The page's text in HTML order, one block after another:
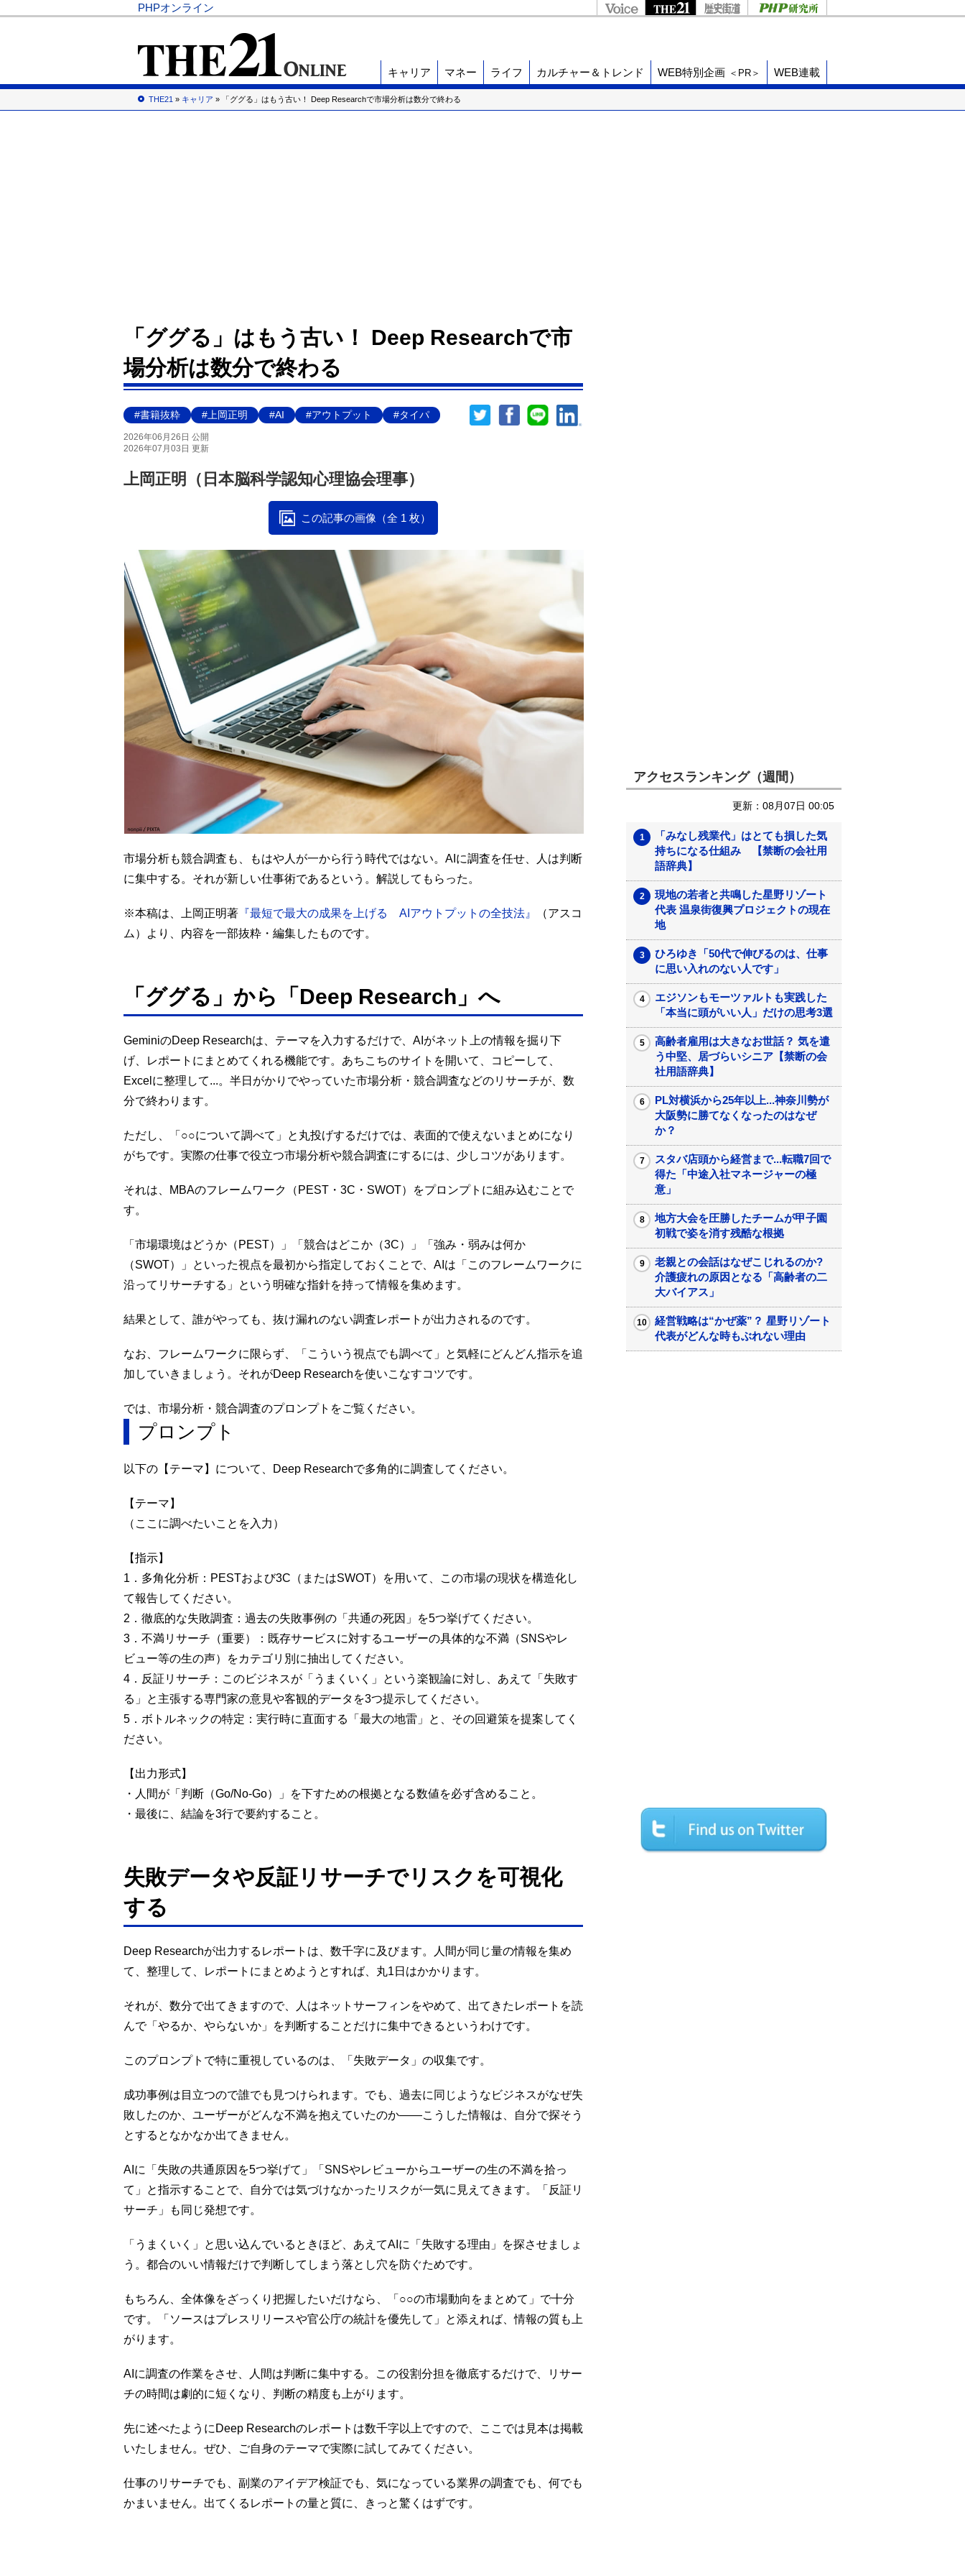
PHPオンライン
キャリア マネー ライフ カルチャー＆トレンド WEB特別企画 ＜PR＞ WEB連載
THE21 » キャリア » 「ググる」はもう古い！ Deep Researchで市場分析は数分で終わる
「ググる」はもう古い！ Deep Researchで市
場分析は数分で終わる
#書籍抜粋 #上岡正明 #AI #アウトプット #タイパ
2026年06月26日 公開
2026年07月03日 更新
上岡正明（日本脳科学認知心理協会理事）
この記事の画像（全 1 枚）
市場分析も競合調査も、もはや人が一から行う時代ではない。 AIに調査を任せ、人は判断
に集中する。 それが新しい仕事術であるという。解説してもらった。
※本稿は、上岡正明著 『最短で最大の成果を上げる AIアウトプットの全技法』
（アスコ
ム）より、内容を一部抜粋・編集したものです。
「ググる」から「Deep Research」へ
GeminiのDeep Researchは、テーマを入力するだけで、AIがネット上の情報を掘り下
げ、レポートにまとめてくれる機能です。あちこちのサイトを開いて、コピーして、
Excelに整理して...。半日がかりでやっていた市場分析・競合調査などのリサーチが、数
分で終わります。
ただし、「○○について調べて」と丸投げするだけでは、表面的で使えないまとめになり
がちです。実際の仕事で役立つ市場分析や競合調査にするには、少しコツがあります。
それは、MBAのフレームワーク（PEST・3C・SWOT）をプロンプトに組み込むことで
す。
「市場環境はどうか（PEST）」「競合はどこか（3C）」「強み・弱みは何か
（SWOT）」といった視点を最初から指定しておくことで、AIは「このフレームワークに
沿ってリサーチする」という明確な指針を持って情報を集めます。
結果として、誰がやっても、抜け漏れのない調査レポートが出力されるのです。
なお、フレームワークに限らず、「こういう視点でも調べて」と気軽にどんどん指示を追
加していきましょう。それがDeep Researchを使いこなすコツです。
では、市場分析・競合調査のプロンプトをご覧ください。
プロンプト
以下の【テーマ】について、Deep Researchで多角的に調査してください。
【テーマ】
（ここに調べたいことを入力）
【指示】
1．多角化分析：PESTおよび3C（またはSWOT）を用いて、この市場の現状を構造化し
て報告してください。
2．徹底的な失敗調査：過去の失敗事例の「共通の死因」を5つ挙げてください。
3．不満リサーチ（重要）：既存サービスに対するユーザーの具体的な不満（SNSやレ
ビュー等の生の声）をカテゴリ別に抽出してください。
4．反証リサーチ：このビジネスが「うまくいく」という楽観論に対し、あえて「失敗す
る」と主張する専門家の意見や客観的データを3つ提示してください。
5．ボトルネックの特定：実行時に直面する「最大の地雷」と、その回避策を提案してく
ださい。
【出力形式】
・人間が「判断（Go/No-Go）」を下すための根拠となる数値を必ず含めること。
・最後に、結論を3行で要約すること。
失敗データや反証リサーチでリスクを可視化
する
Deep Researchが出力するレポートは、数千字に及びます。人間が同じ量の情報を集め
て、整理して、レポートにまとめようとすれば、丸1日はかかります。
それが、数分で出てきますので、人はネットサーフィンをやめて、出てきたレポートを読
んで「やるか、やらないか」を判断することだけに集中できるというわけです。
このプロンプトで特に重視しているのは、「失敗データ」の収集です。
成功事例は目立つので誰でも見つけられます。でも、過去に同じようなビジネスがなぜ失
敗したのか、ユーザーがどんな不満を抱えていたのか——こうした情報は、自分で探そう
とするとなかなか出てきません。
AIに「失敗の共通原因を5つ挙げて」「SNSやレビューからユーザーの生の不満を拾っ
て」と指示することで、自分では気づけなかったリスクが一気に見えてきます。「反証リ
サーチ」も同じ発想です。
「うまくいく」と思い込んでいるときほど、あえてAIに「失敗する理由」を探させましょ
う。都合のいい情報だけで判断してしまう落とし穴を防ぐためです。
もちろん、全体像をざっくり把握したいだけなら、「○○の市場動向をまとめて」で十分
です。「ソースはプレスリリースや官公庁の統計を優先して」と添えれば、情報の質も上
がります。
AIに調査の作業をさせ、人間は判断に集中する。この役割分担を徹底するだけで、リサー
チの時間は劇的に短くなり、判断の精度も上がります。
先に述べたようにDeep Researchのレポートは数千字以上ですので、ここでは見本は掲載
いたしません。ぜひ、ご自身のテーマで実際に試してみてください。
仕事のリサーチでも、副業のアイデア検証でも、気になっている業界の調査でも、何でも
かまいません。出てくるレポートの量と質に、きっと驚くはずです。
アクセスランキング（週間）
更新：08月07日 00:05
「みなし残業代」はとても損した気
持ちになる仕組み 【禁断の会社用
語辞典】
現地の若者と共鳴した星野リゾート
代表 温泉街復興プロジェクトの現在
地
ひろゆき「50代で伸びるのは、仕事
に思い入れのない人です」
エジソンもモーツァルトも実践した
「本当に頭がいい人」だけの思考3選
高齢者雇用は大きなお世話？ 気を遣
う中堅、居づらいシニア【禁断の会
社用語辞典】
PL対横浜から25年以上...神奈川勢が
大阪勢に勝てなくなったのはなぜ
か？
スタバ店頭から経営まで...転職7回で
得た「中途入社マネージャーの極
意」
地方大会を圧勝したチームが甲子園
初戦で姿を消す残酷な根拠
老親との会話はなぜこじれるのか?
介護疲れの原因となる「高齢者の二
大バイアス」
経営戦略は“かぜ薬”？ 星野リゾート
代表がどんな時もぶれない理由